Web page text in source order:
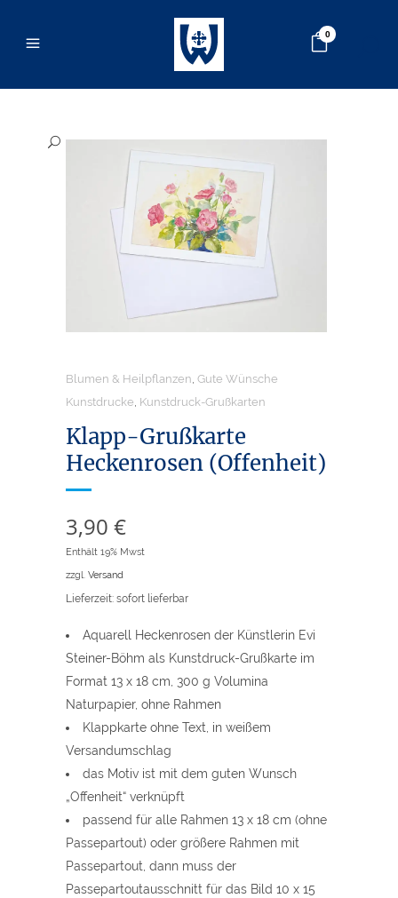
0
Blumen & Heilpflanzen, Gute Wünsche
Kunstdrucke, Kunstdruck-Grußkarten
Klapp-Grußkarte
Heckenrosen (Offenheit)
3,90 €
Enthält 19% Mwst
zzgl. Versand
Lieferzeit: sofort lieferbar
Aquarell Heckenrosen der Künstlerin Evi
Steiner-Böhm als Kunstdruck-Grußkarte im
Format 13 x 18 cm, 300 g Volumina
Naturpapier, ohne Rahmen
Klappkarte ohne Text, in weißem
Versandumschlag
das Motiv ist mit dem guten Wunsch
„Offenheit“ verknüpft
passend für alle Rahmen 13 x 18 cm (ohne
Passepartout) oder größere Rahmen mit
Passepartout, dann muss der
Passepartoutausschnitt für das Bild 10 x 15